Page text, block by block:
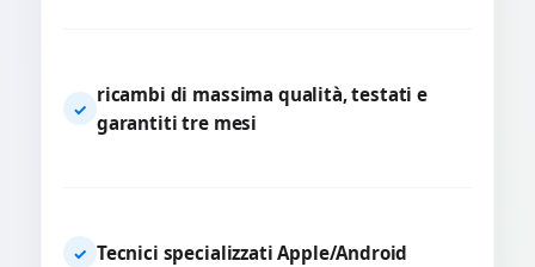
✓
ricambi di massima qualità, testati e
garantiti tre mesi
✓ Tecnici specializzati Apple/Android